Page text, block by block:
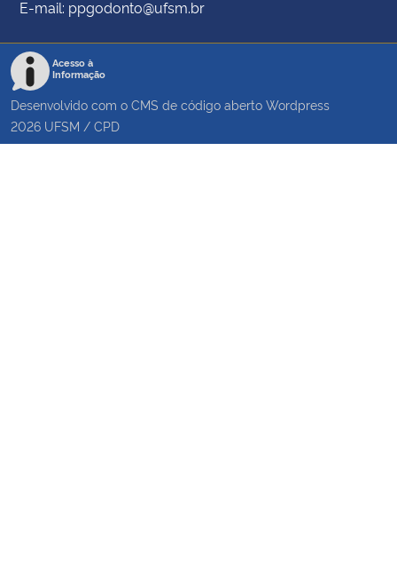
E-mail: ppgodonto@ufsm.br
Acesso à
Informação
Desenvolvido com o CMS de código aberto Wordpress
2026 UFSM / CPD